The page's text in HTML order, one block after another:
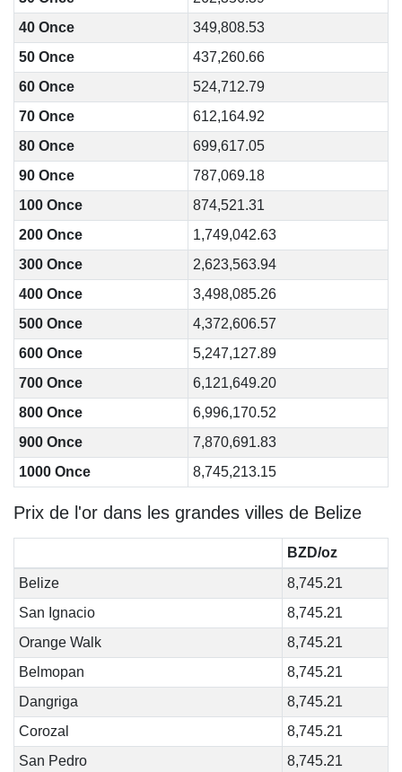
40 Once
349,808.53
50 Once
437,260.66
60 Once
524,712.79
70 Once
612,164.92
80 Once
699,617.05
90 Once
787,069.18
100 Once
874,521.31
200 Once
1,749,042.63
300 Once
2,623,563.94
400 Once
3,498,085.26
500 Once
4,372,606.57
600 Once
5,247,127.89
700 Once
6,121,649.20
800 Once
6,996,170.52
900 Once
7,870,691.83
1000 Once
8,745,213.15
Prix de l'or dans les grandes villes de Belize
BZD/oz
Belize
8,745.21
San Ignacio
8,745.21
Orange Walk
8,745.21
Belmopan
8,745.21
Dangriga
8,745.21
Corozal
8,745.21
San Pedro
8,745.21